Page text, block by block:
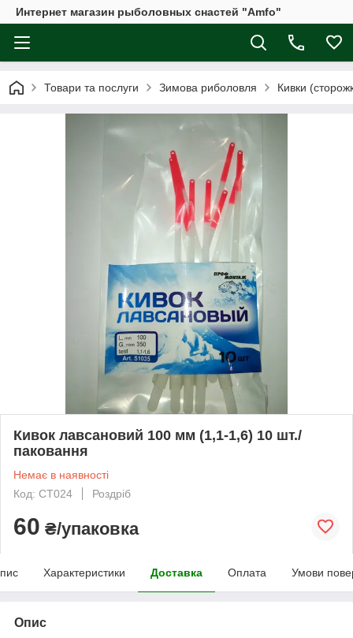
Интернет магазин рыболовных снастей "Amfo"
Товари та послуги Зимова риболовля Кивки
Кивок лавсановий 100 мм (1,1-1,6) 10 шт./
паковання
Немає в наявності
Код: СТ024
Роздріб
60 ₴/упаковка
Характеристики Доставка Оплата Умови
Опис